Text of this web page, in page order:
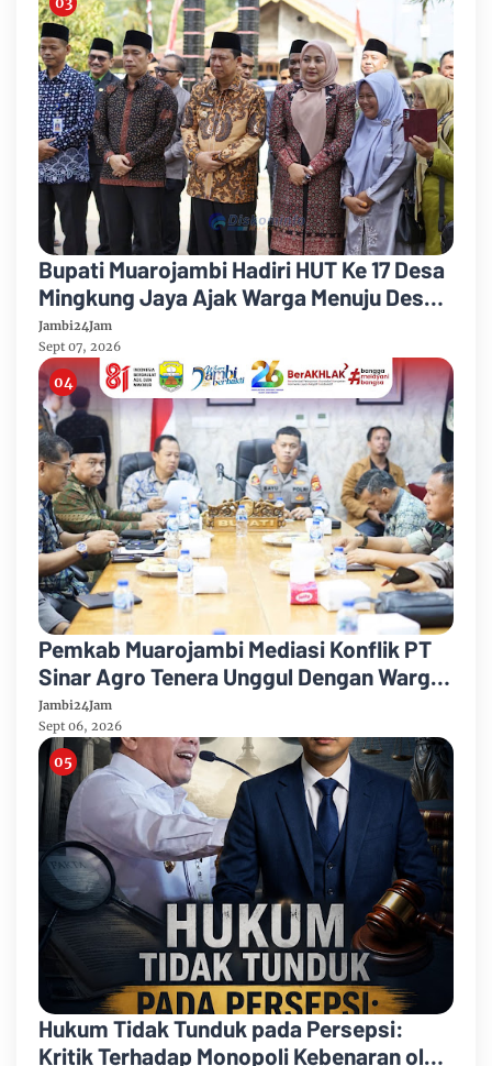
Bupati Muarojambi Hadiri HUT Ke 17 Desa
Mingkung Jaya Ajak Warga Menuju Desa
Mandiri 2026
Jambi24Jam
Sept 07, 2026
Pemkab Muarojambi Mediasi Konflik PT
Sinar Agro Tenera Unggul Dengan Warga
Sipin Teluk Duren
Jambi24Jam
Sept 06, 2026
Hukum Tidak Tunduk pada Persepsi:
Kritik Terhadap Monopoli Kebenaran oleh